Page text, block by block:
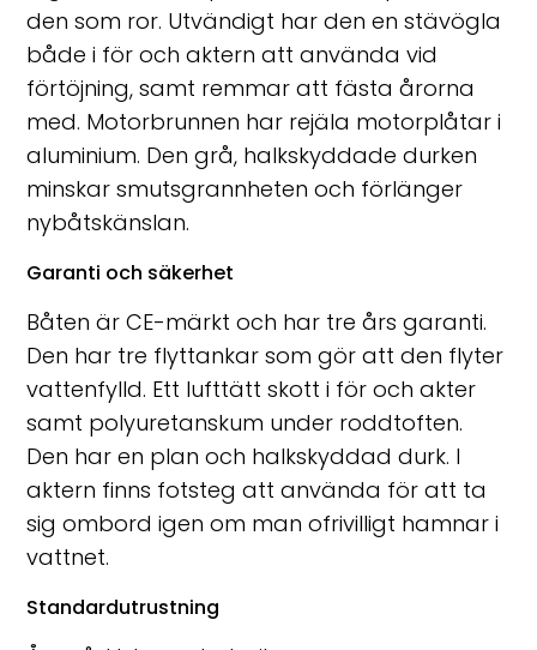
den som ror. Utvändigt har den en stävögla
både i för och aktern att använda vid
förtöjning, samt remmar att fästa årorna
med. Motorbrunnen har rejäla motorplåtar i
aluminium. Den grå, halkskyddade durken
minskar smutsgrannheten och förlänger
nybåtskänslan.
Garanti och säkerhet
Båten är CE-märkt och har tre års garanti.
Den har tre flyttankar som gör att den flyter
vattenfylld. Ett lufttätt skott i för och akter
samt polyuretanskum under roddtoften.
Den har en plan och halkskyddad durk. I
aktern finns fotsteg att använda för att ta
sig ombord igen om man ofrivilligt hamnar i
vattnet.
Standardutrustning